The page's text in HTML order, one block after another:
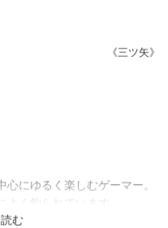
《三ツ矢》
にゆるく楽しむゲーマー。
よく釣られています。
む